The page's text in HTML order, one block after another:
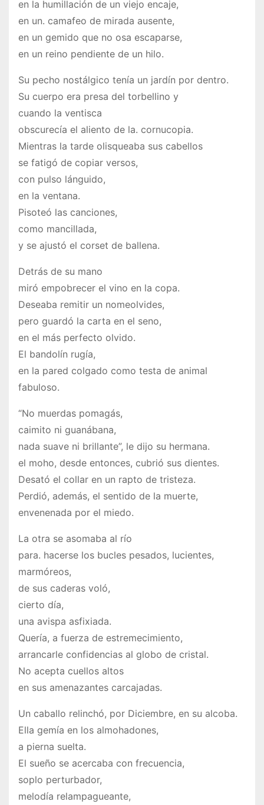
en la humillación de un viejo encaje,
en un. camafeo de mirada ausente,
en un gemido que no osa escaparse,
en un reino pendiente de un hilo.
Su pecho nostálgico tenía un jardín por dentro.
Su cuerpo era presa del torbellino y
cuando la ventisca
obscurecía el aliento de la. cornucopia.
Mientras la tarde olisqueaba sus cabellos
se fatigó de copiar versos,
con pulso lánguido,
en la ventana.
Pisoteó las canciones,
como mancillada,
y se ajustó el corset de ballena.
Detrás de su mano
miró empobrecer el vino en la copa.
Deseaba remitir un nomeolvides,
pero guardó la carta en el seno,
en el más perfecto olvido.
El bandolín rugía,
en la pared colgado como testa de animal
fabuloso.
“No muerdas pomagás,
caimito ni guanábana,
nada suave ni brillante”, le dijo su hermana.
el moho, desde entonces, cubrió sus dientes.
Desató el collar en un rapto de tristeza.
Perdió, además, el sentido de la muerte,
envenenada por el miedo.
La otra se asomaba al río
para. hacerse los bucles pesados, lucientes,
marmóreos,
de sus caderas voló,
cierto día,
una avispa asfixiada.
Quería, a fuerza de estremecimiento,
arrancarle confidencias al globo de cristal.
No acepta cuellos altos
en sus amenazantes carcajadas.
Un caballo relinchó, por Diciembre, en su alcoba.
Ella gemía en los almohadones,
a pierna suelta.
El sueño se acercaba con frecuencia,
soplo perturbador,
melodía relampagueante,